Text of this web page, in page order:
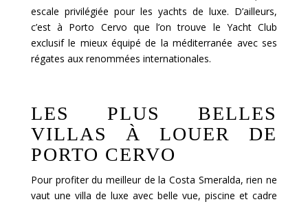
escale privilégiée pour les yachts de luxe. D’ailleurs,
c’est à Porto Cervo que l’on trouve le Yacht Club
exclusif le mieux équipé de la méditerranée avec ses
régates aux renommées internationales.
LES PLUS BELLES
VILLAS À LOUER DE
PORTO CERVO
Pour profiter du meilleur de la Costa Smeralda, rien ne
vaut une villa de luxe avec belle vue, piscine et cadre